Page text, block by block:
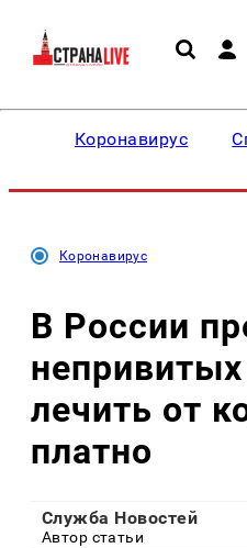
Коронавирус
Коронавирус
В России
лечить от
платно
Служба Новостей
Автор статьи